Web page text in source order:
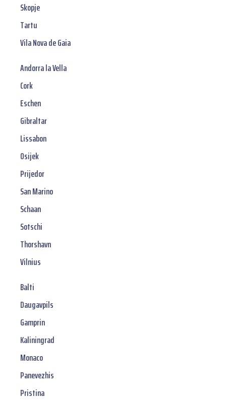
Skopje
Tartu
Vila Nova de Gaia
Andorra la Vella
Cork
Eschen
Gibraltar
Lissabon
Osijek
Prijedor
San Marino
Schaan
Sotschi
Thorshavn
Vilnius
Balti
Daugavpils
Gamprin
Kaliningrad
Monaco
Panevezhis
Pristina